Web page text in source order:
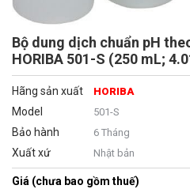
Bộ dung dịch chuẩn pH
HORIBA 501-S (250 mL;
Hãng sản xuất HORIBA
Model 501-S
Bảo hành 6 Tháng
Xuất xứ Nhật bản
Giá (chưa bao gồm thuế)